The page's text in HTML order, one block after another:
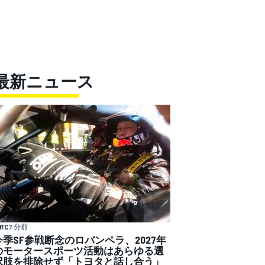
新ニュース
7 分前
季SF参戦断念のロバンペラ、2027年
モータースポーツ活動はあらゆる選
肢を排除せず「トヨタと話し合う」